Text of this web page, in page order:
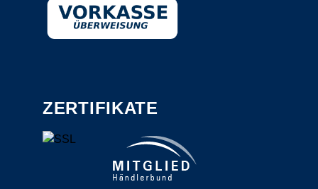
ZERTIFIKATE